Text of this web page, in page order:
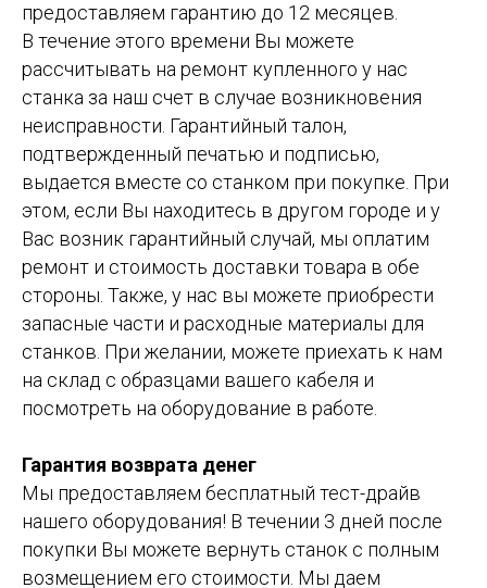
предоставляем гарантию до 12 месяцев.
В течение этого времени Вы можете
рассчитывать на ремонт купленного у нас
станка за наш счет в случае возникновения
неисправности. Гарантийный талон,
подтвержденный печатью и подписью,
выдается вместе со станком при покупке. При
этом, если Вы находитесь в другом городе и у
Вас возник гарантийный случай, мы оплатим
ремонт и стоимость доставки товара в обе
стороны. Также, у нас вы можете приобрести
запасные части и расходные материалы для
станков. При желании, можете приехать к нам
на склад с образцами вашего кабеля и
посмотреть на оборудование в работе.
Гарантия возврата денег
Мы предоставляем бесплатный тест-драйв
нашего оборудования! В течении 3 дней после
покупки Вы можете вернуть станок с полным
возмещением его стоимости. Мы даем